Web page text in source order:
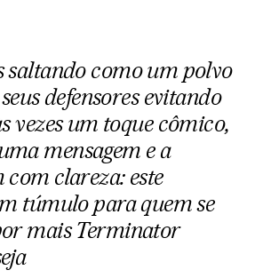
saltando como um polvo
defensores evitando
vezes um toque cômico,
mensagem e a
clareza: este
túmulo para quem se
mais Terminator